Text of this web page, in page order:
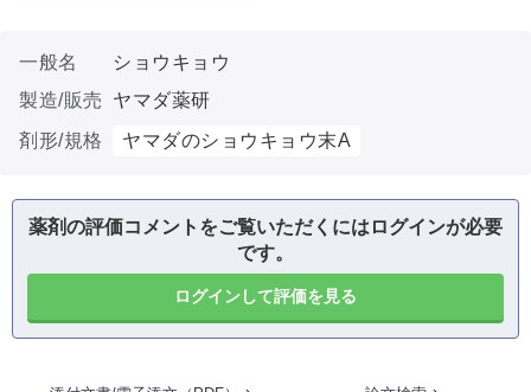
一般名
ショウキョウ
製造/販売
ヤマダ薬研
剤形/規格
ヤマダのショウキョウ末A
薬剤の評価コメントをご覧いただくにはログインが必要
です。
ログインして評価を見る